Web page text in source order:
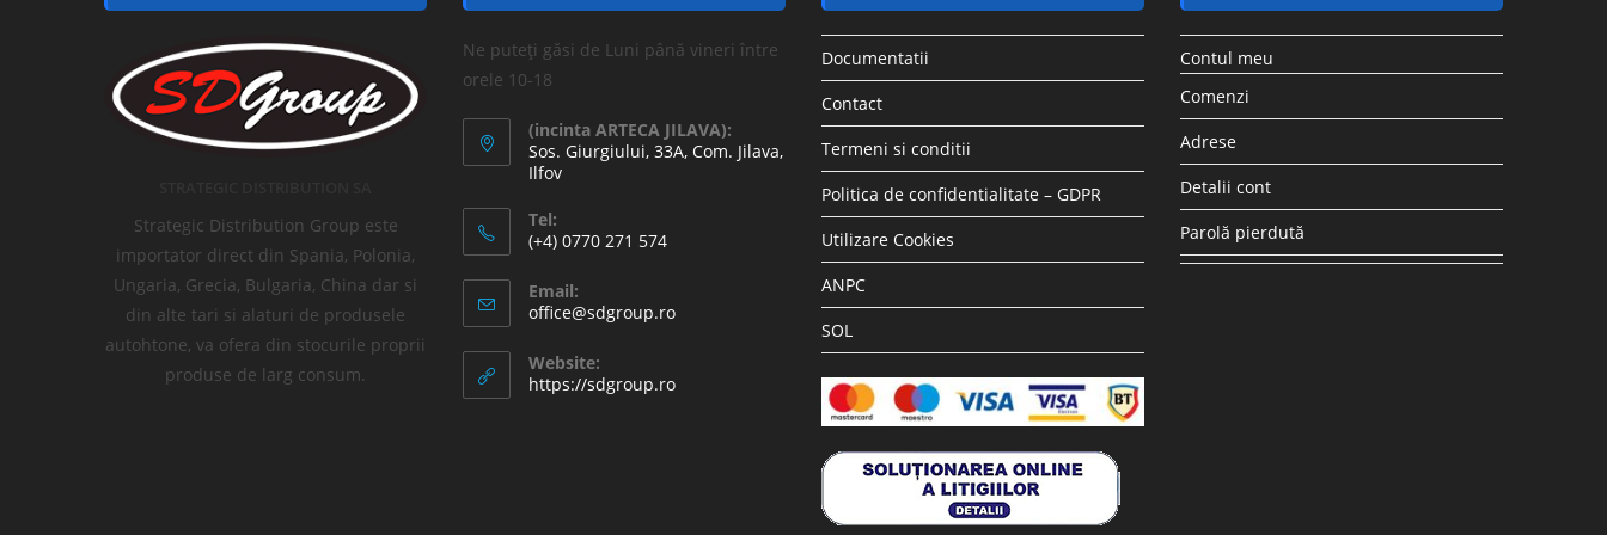
Strategic Distribution Group este
importator direct din Spania, Polonia,
Ungaria, Grecia, Bulgaria, China dar si
din alte tari si alaturi de produsele
autohtone, va ofera din stocurile proprii
produse de larg consum.
Ne puteți găsi de Luni până vineri între
orele 10-18
(incinta ARTECA JILAVA):
Sos. Giurgiului, 33A, Com. Jilava,
Ilfov
Tel:
(+4) 0770 271 574
Email:
office@sdgroup.ro
Website:
https://sdgroup.ro
Documentatii
Contact
Termeni si conditii
Politica de confidentialitate – GDPR
Utilizare Cookies
ANPC
SOL
Contul meu
Comenzi
Adrese
Detalii cont
Parolă pierdută